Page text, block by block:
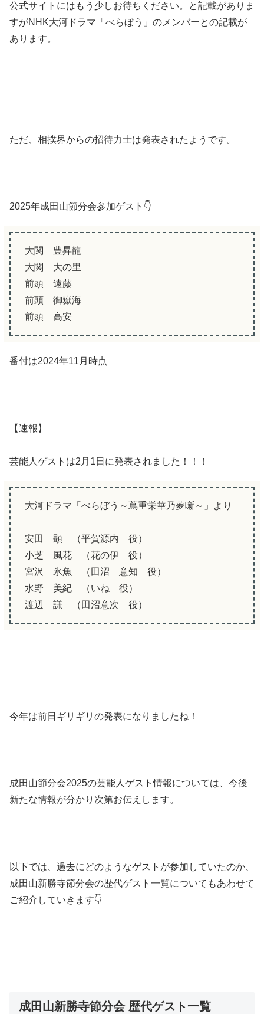
公式サイトにはもう少しお待ちください。と記載がありま
すがNHK大河ドラマ「べらぼう」のメンバーとの記載が
あります。
ただ、相撲界からの招待力士は発表されたようです。
2025年成田山節分会参加ゲスト👇
大関 豊昇龍
大関 大の里
前頭 遠藤
前頭 御嶽海
前頭 高安
番付は2024年11月時点
【速報】
芸能人ゲストは2月1日に発表されました！！！
大河ドラマ「べらぼう～蔦重栄華乃夢噺～」より
安田 顕 （平賀源内 役）
小芝 風花 （花の伊 役）
宮沢 氷魚 （田沼 意知 役）
水野 美紀 （いね 役）
渡辺 謙 （田沼意次 役）
今年は前日ギリギリの発表になりましたね！
成田山節分会2025の芸能人ゲスト情報については、今後
新たな情報が分かり次第お伝えします。
以下では、過去にどのようなゲストが参加していたのか、
成田山新勝寺節分会の歴代ゲスト一覧についてもあわせて
ご紹介していきます👇
成田山新勝寺節分会 歴代ゲスト一覧